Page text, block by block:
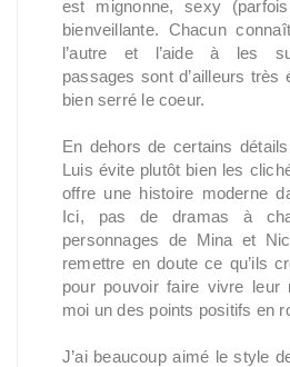
est mignonne, sexy
bienveillante. Chacun
l’autre et l’aide à les
passages sont d’ailleurs très
bien serré le coeur.
En dehors de certains
Luis évite plutôt bien les
offre une histoire moderne
Ici, pas de dramas à
personnages de Mina et
remettre en doute ce qu’ils
pour pouvoir faire vivre leur
moi un des points positifs en
J’ai beaucoup aimé le style